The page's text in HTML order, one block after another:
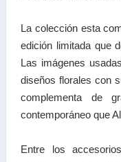
La colección esta
edición limitada que
Las imágenes
diseños florales con
complementa de
contemporáneo que
Entre los